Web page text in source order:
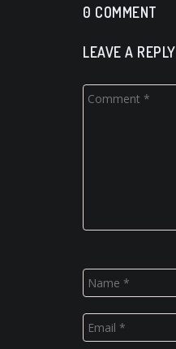
0 COMMENT
LEAVE A REPLY